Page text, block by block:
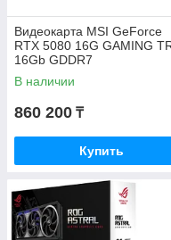
Видеокарта MSI GeForce
RTX 5080 16G GAMING
16Gb GDDR7
В наличии
860 200 ₸
Купить